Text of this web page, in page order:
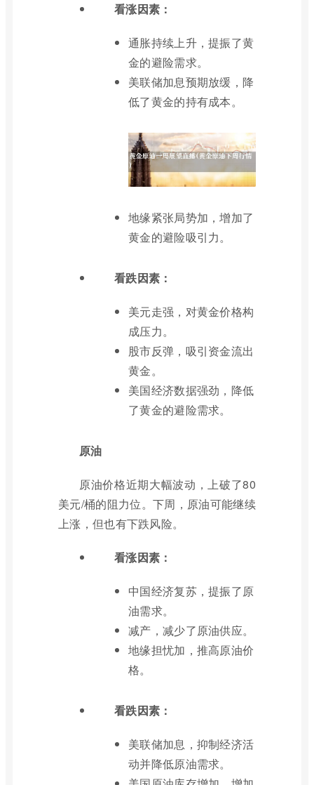
看涨因素：
通胀持续上升，提振了黄
金的避险需求。
美联储加息预期放缓，降
低了黄金的持有成本。
地缘紧张局势加，增加了
黄金的避险吸引力。
看跌因素：
美元走强，对黄金价格构
成压力。
股市反弹，吸引资金流出
黄金。
美国经济数据强劲，降低
了黄金的避险需求。
原油
原油价格近期大幅波动，上破了80
美元/桶的阻力位。下周，原油可能继续
上涨，但也有下跌风险。
看涨因素：
中国经济复苏，提振了原
油需求。
减产，减少了原油供应。
地缘担忧加，推高原油价
格。
看跌因素：
美联储加息，抑制经济活
动并降低原油需求。